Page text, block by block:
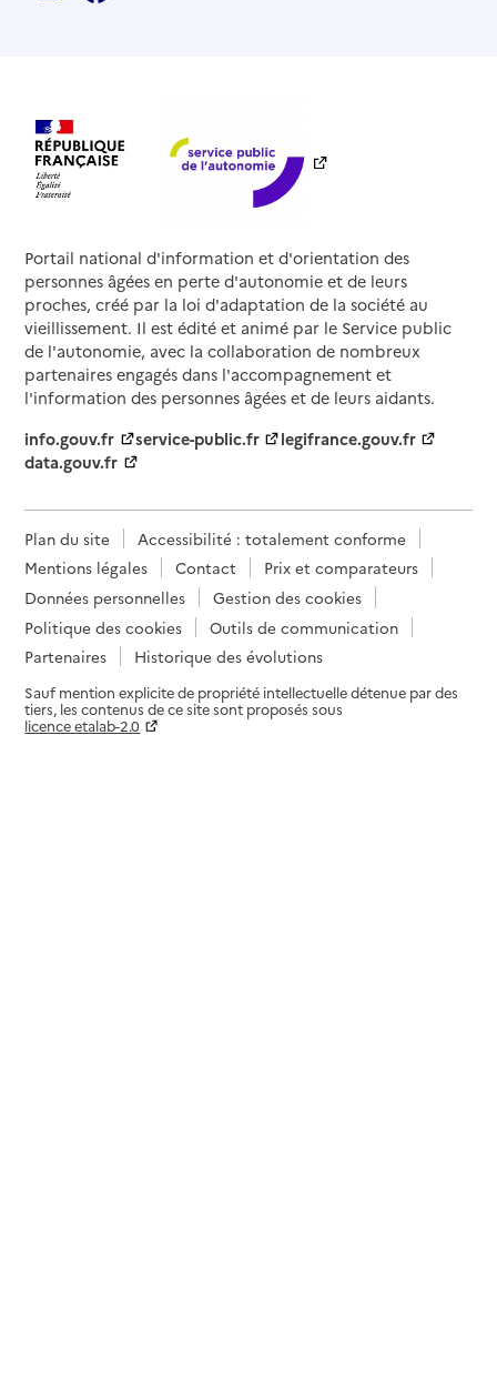
Portail national d'information et d'orientation des
personnes âgées en perte d'autonomie et de leurs
proches, créé par la loi d'adaptation de la société au
vieillissement. Il est édité et animé par le Service public
de l'autonomie, avec la collaboration de nombreux
partenaires engagés dans l'accompagnement et
l'information des personnes âgées et de leurs aidants.
info.gouv.fr
service-public.fr
legifrance.gouv.fr
data.gouv.fr
Plan du site
Accessibilité : totalement conforme
Mentions légales
Contact
Prix et comparateurs
Données personnelles
Gestion des cookies
Politique des cookies
Outils de communication
Partenaires
Historique des évolutions
Sauf mention explicite de propriété intellectuelle détenue par des
tiers, les contenus de ce site sont proposés sous
licence etalab-2.0